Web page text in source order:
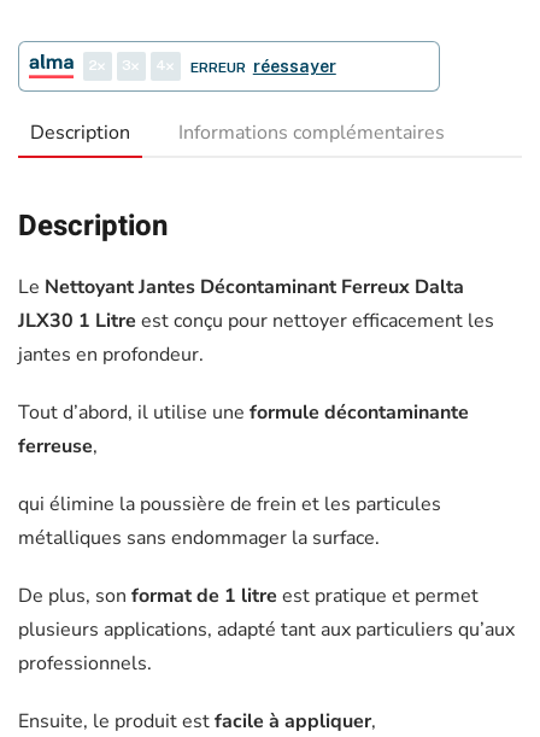
2 3 4 ERREUR réessayer
Description Informations complémentaires
Description
Le Nettoyant Jantes Décontaminant Ferreux Dalta
JLX30 1 Litre est conçu pour nettoyer efficacement les
jantes en profondeur.
Tout d’abord, il utilise une formule décontaminante
ferreuse,
qui élimine la poussière de frein et les particules
métalliques sans endommager la surface.
De plus, son format de 1 litre est pratique et permet
plusieurs applications, adapté tant aux particuliers qu’aux
professionnels.
Ensuite, le produit estfacile à appliquer,